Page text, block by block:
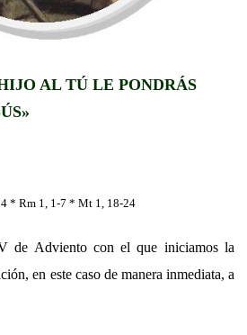
AL TÚ LE PONDRÁS
* Rm 1, 1-7 * Mt 1, 18-24
de Adviento con el que iniciamos la
en este caso de manera inmediata, a